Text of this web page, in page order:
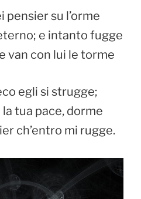
pensier su l’orme
e intanto fugge
van con lui le torme
egli si strugge;
tua pace, dorme
ch’entro mi rugge.